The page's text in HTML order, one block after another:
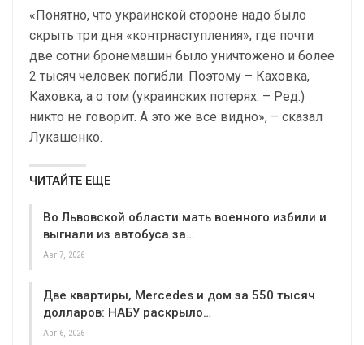
«Понятно, что украинской стороне надо было
скрыть три дня «контрнаступления», где почти
две сотни бронемашин было уничтожено и более
2 тысяч человек погибли. Поэтому – Каховка,
Каховка, а о том (украинских потерях. – Ред.)
никто не говорит. А это же все видно», – сказал
Лукашенко.
ЧИТАЙТЕ ЕЩЕ
Во Львовской области мать военного избили и
выгнали из автобуса за…
Авг 7, 2026
Две квартиры, Mercedes и дом за 550 тысяч
долларов: НАБУ раскрыло…
Авг 6, 2026